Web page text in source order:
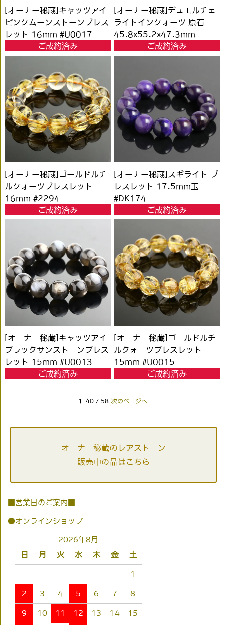
[オーナー秘蔵]キャッツアイ
ピンクムーンストーンブレス
レット 16mm #U0017
ご成約済み
[オーナー秘蔵]デュモルチェ
ライトインクォーツ 原石
45.8x55.2x47.3mm
ご成約済み
[オーナー秘蔵]ゴールドルチ
ルクォーツブレスレット
16mm #2294
ご成約済み
[オーナー秘蔵]スギライト ブ
レスレット 17.5mm玉
#DK174
ご成約済み
[オーナー秘蔵]キャッツアイ
ブラックサンストーンブレス
レット 15mm #U0013
ご成約済み
[オーナー秘蔵]ゴールドルチ
ルクォーツブレスレット
15mm #U0015
ご成約済み
1-40 / 58 次のページへ
オーナー秘蔵のレアストーン
販売中の品はこちら
■営業日のご案内■
●オンラインショップ
2026年8月
日
月 火 水 木 金 土
1
2 3 4 5 6 7 8
9 10 11 12 13 14 15